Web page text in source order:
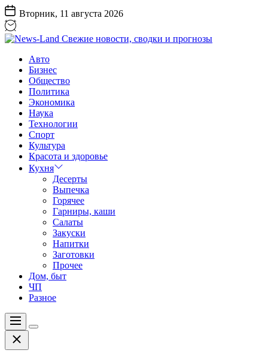
Перейти
к
содержанию
Вторник, 11 августа 2026
Land
Свежие
новости,
сводки
прогнозы
Авто
Бизнес
Общество
Политика
Экономика
Наука
Технологии
Спорт
Культура
Красота и здоровье
Кухня
Десерты
Выпечка
Горячее
Гарниры, каши
Салаты
Закуски
Напитки
Заготовки
Прочее
Дом, быт
ЧП
Разное
Меню
Цвет
Закрыть